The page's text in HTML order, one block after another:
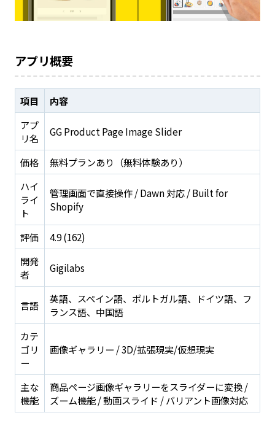
アプリ概要
項目
内容
アプ
リ名
GG Product Page Image Slider
価格
無料プランあり（無料体験あり）
ハイ
ライ
ト
管理画面で直接操作 / Dawn 対応 / Built for
Shopify
評価
4.9 (162)
開発
者
Gigilabs
言語
英語、スペイン語、ポルトガル語、ドイツ語、フ
ランス語、中国語
カテ
ゴリ
ー
画像ギャラリー / 3D/拡張現実/仮想現実
主な
機能
商品ページ画像ギャラリーをスライダーに変換 /
ズーム機能 / 動画スライド / バリアント画像対応